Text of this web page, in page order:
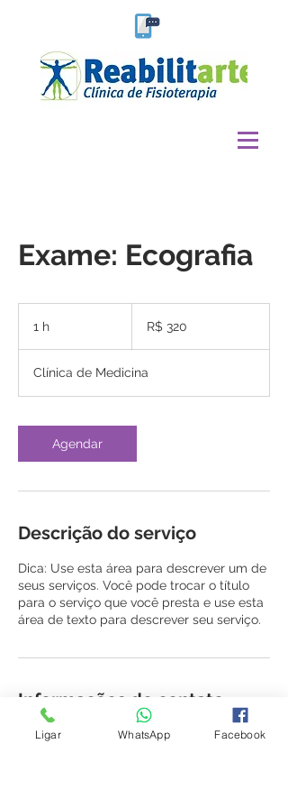
Exame: Ecografia
1 h
brasileiros
R$ 320
Clínica de Medicina
Agendar
Descrição do serviço
Dica: Use esta área para descrever um de
seus serviços. Você pode trocar o título
para o serviço que você presta e use esta
área de texto para descrever seu serviço.
Informações de contato
+55 6130421514
Ligar WhatsApp Facebook